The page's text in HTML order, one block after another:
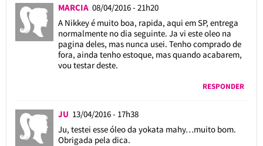
MARCIA 08/04/2016 - 21h20
A Nikkey é muito boa, rapida, aqui em SP, entrega
normalmente no dia seguinte. Ja vi este oleo na
pagina deles, mas nunca usei. Tenho comprado de
fora, ainda tenho estoque, mas quando acabarem,
vou testar deste.
RESPONDER
JU 13/04/2016 - 17h38
Ju, testei esse óleo da yokata mahy…muito bom.
Obrigada pela dica.